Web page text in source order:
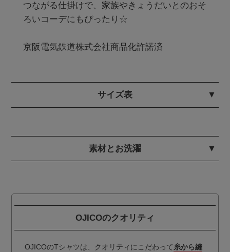
つながる仕掛けで、家族やきょうだいとのおそ
ろいコーデにもぴったり☆
京阪電気鉄道株式会社商品化許諾済
サイズ表
素材とお洗濯
OJICOのクオリティ
OJICOのTシャツは、クオリティにこだわって糸から縫